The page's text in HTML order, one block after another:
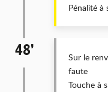
Pénalité à
48’
Sur le
faute
Touche à